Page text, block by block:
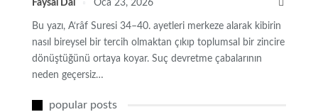
Faysal Dal Oca 23, 2026
Bu yazı, A‘râf Suresi 34–40. ayetleri merkeze alarak kibirin
nasıl bireysel bir tercih olmaktan çıkıp toplumsal bir zincire
dönüştüğünü ortaya koyar. Suç devretme çabalarının
neden geçersiz…
popular posts